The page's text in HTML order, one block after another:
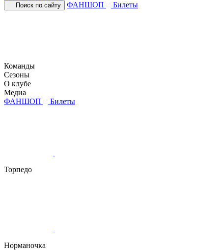
Поиск по сайту ФАНШОП Билеты
Команды
Сезоны
О клубе
Медиа
ФАНШОП
Билеты
Торпедо
Норманочка